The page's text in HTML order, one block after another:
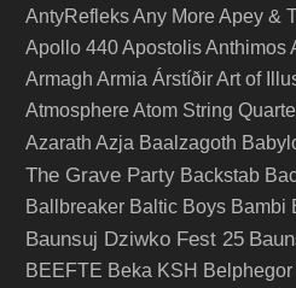
AntyRefleksAny MoreApey &
Apollo 440Apostolis Anthimos
Armagh Armia ÁrstíðirArt of
AtmosphereAtom String
Azarath Azja Baalzagoth
The Grave Party Backstab
Ballbreaker Baltic Boys Bambi
Baunsuj Dziwko Fest 25
BEEFTE Beka KSH Belphegor